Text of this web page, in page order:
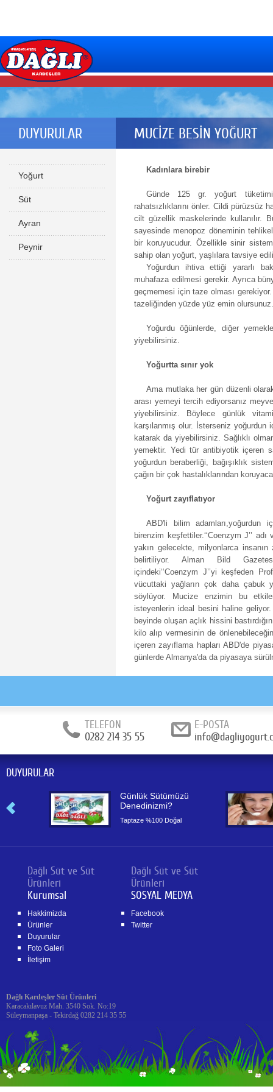
DUYURULAR
Yoğurt
Süt
Ayran
Peynir
MUCİZE BESİN YOĞURT
Kadınlara birebir
Günde 125 gr. yoğurt
rahatsızlıklarını önler. Cildi pürüzsüz
cilt güzellik maskelerinde kullanılır.
sayesinde menopoz döneminin
bir koruyucudur. Özellikle sinir
sahip olan yoğurt, yaşlılara tavsiye
Yoğurdun ihtiva ettiği yararlı
muhafaza edilmesi gerekir. Ayrıca
geçmemesi için taze olması
tazeliğinden yüzde yüz emin
Yoğurdu öğünlerde, diğer
yiyebilirsiniz.
Yoğurtta sınır yok
Ama mutlaka her gün düzenli
arası yemeyi tercih ediyorsanız
yiyebilirsiniz. Böylece günlük
karşılanmış olur. İsterseniz
katarak da yiyebilirsiniz. Sağlıklı
yemektir. Yedi tür antibiyotik içeren
yoğurdun beraberliği, bağışıklık
çağın bir çok hastalıklarından
Yoğurt zayıflatıyor
ABD'li bilim adamları,yoğurdun
birenzim keşfettiler.‘‘Coenzym J’’
yakın gelecekte, milyonlarca
belirtiliyor. Alman Bild
içindeki‘‘Coenzym J’’yi keşfeden
vücuttaki yağların çok daha çabuk
söylüyor. Mucize enzimin bu
isteyenlerin ideal besini haline geliyor.
beyinde oluşan açlık hissini
kilo alıp vermesinin de
içeren zayıflama hapları ABD'de
günlerde Almanya'da da piyasaya
TELEFON
0282 214 35 55
E-POSTA
DUYURULAR
Günlük Sütümüzü
Denedinizmi?
Taptaze %100 Doğal
Dağlı Süt ve Süt
Ürünleri
Kurumsal
Hakkimizda
Ürünler
Duyurular
Foto Galeri
İletişim
Dağlı Süt ve Süt
Ürünleri
SOSYAL MEDYA
Facebook
Twitter
Dağlı Kardeşler Süt Ürünleri
Karacakılavuz Mah. 3540 Sok. No:19
Süleymanpaşa - Tekirdağ 0282 214 35 55